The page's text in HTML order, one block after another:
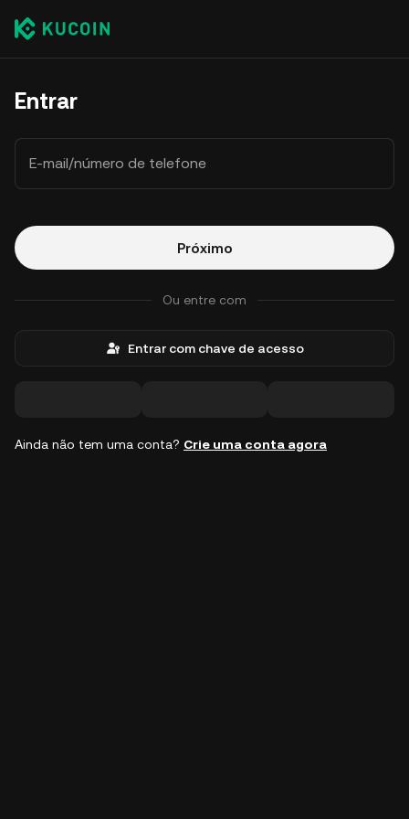
Entrar
E-mail/número de telefone
Próximo
Ou entre com
Entrar com chave de acesso
Ainda não tem uma conta? Crie uma conta agora